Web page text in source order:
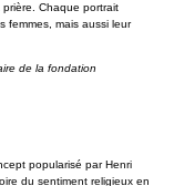
Chaque portrait
femmes, mais aussi leur
de la fondation
popularisé par Henri
du sentiment religieux en